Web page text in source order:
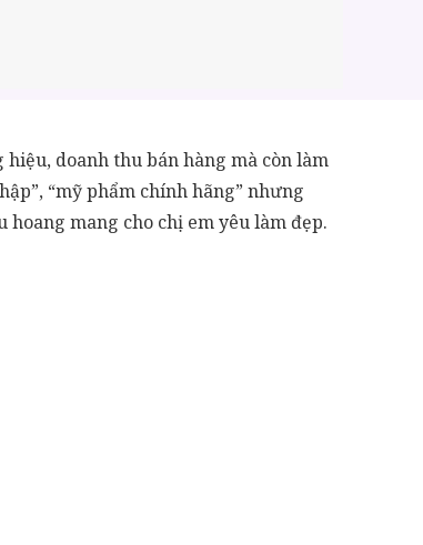
doanh thu bán hàng mà còn làm
“mỹ phẩm chính hãng” nhưng
hoang mang cho chị em yêu làm đẹp.